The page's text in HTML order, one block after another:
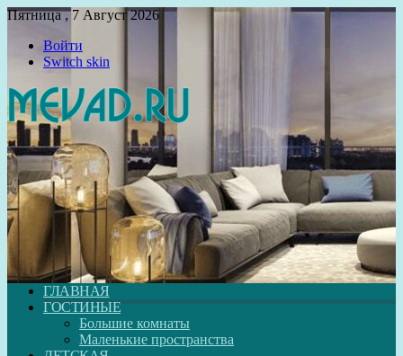
Пятница , 7 Август 2026
Войти
Switch skin
ГЛАВНАЯ
ГОСТИНЫЕ
Большие комнаты
Маленькие пространства